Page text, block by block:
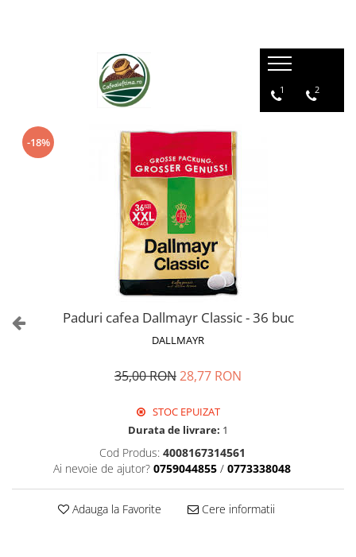
1 2
-18%
Paduri cafea Dallmayr Classic - 36 buc
DALLMAYR
35,00 RON28,77 RON
STOC EPUIZAT
Durata de livrare: 1
Cod Produs: 4008167314561
Ai nevoie de ajutor? 0759044855 / 0773338048
Adauga la Favorite Cere informatii